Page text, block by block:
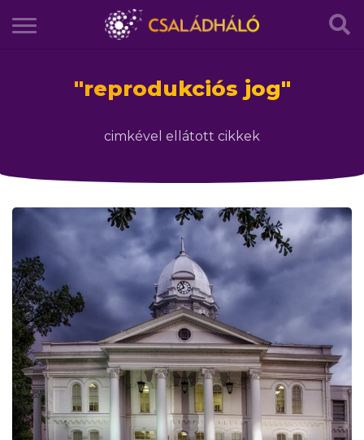
"reprodukciós jog"
cimkével ellátott cikkek